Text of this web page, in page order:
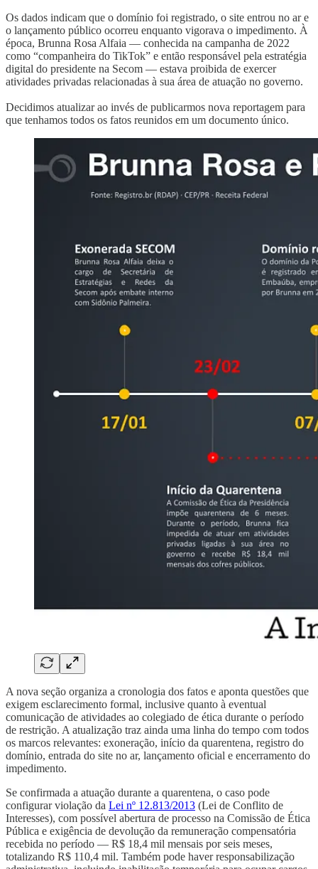
Os dados indicam que o domínio foi registrado, o site entrou no ar e
o lançamento público ocorreu enquanto vigorava o impedimento. À
época, Brunna Rosa Alfaia — conhecida na campanha de 2022
como “companheira do TikTok” e então responsável pela estratégia
digital do presidente na Secom — estava proibida de exercer
atividades privadas relacionadas à sua área de atuação no governo.
Decidimos atualizar ao invés de publicarmos nova reportagem para
que tenhamos todos os fatos reunidos em um documento único.
A nova seção organiza a cronologia dos fatos e aponta questões que
exigem esclarecimento formal, inclusive quanto à eventual
comunicação de atividades ao colegiado de ética durante o período
de restrição. A atualização traz ainda uma linha do tempo com todos
os marcos relevantes: exoneração, início da quarentena, registro do
domínio, entrada do site no ar, lançamento oficial e encerramento do
impedimento.
Se confirmada a atuação durante a quarentena, o caso pode
configurar violação da Lei nº 12.813/2013 (Lei de Conflito de
Interesses), com possível abertura de processo na Comissão de Ética
Pública e exigência de devolução da remuneração compensatória
recebida no período — R$ 18,4 mil mensais por seis meses,
totalizando R$ 110,4 mil. Também pode haver responsabilização